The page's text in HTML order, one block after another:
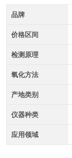
品牌
价格区间
检测原理
氧化方法
产地类别
仪器种类
应用领域